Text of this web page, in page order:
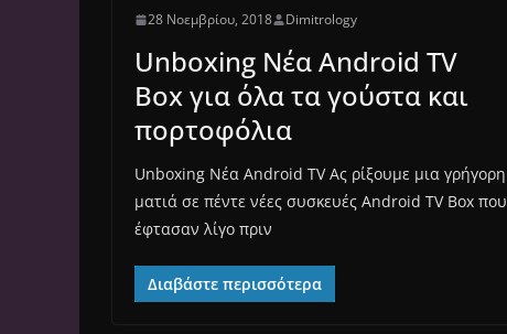
28 Νοεμβρίου, 2018 Dimitrology
Unboxing Νέα Android TV
Box για όλα τα γούστα και
πορτοφόλια
Unboxing Νέα Android TV Ας ρίξουμε μια γρήγορη
ματιά σε πέντε νέες συσκευές Android TV Box που
έφτασαν λίγο πριν
Διαβάστε περισσότερα